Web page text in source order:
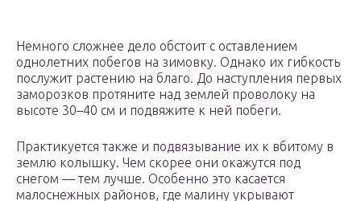
Немного сложнее дело обстоит с оставлением
однолетних побегов на зимовку. Однако их гибкость
послужит растению на благо. До наступления первых
заморозков протяните над землей проволоку на
высоте 30–40 см и подвяжите к ней побеги.
Практикуется также и подвязывание их к вбитому в
землю колышку. Чем скорее они окажутся под
снегом — тем лучше. Особенно это касается
малоснежных районов, где малину укрывают